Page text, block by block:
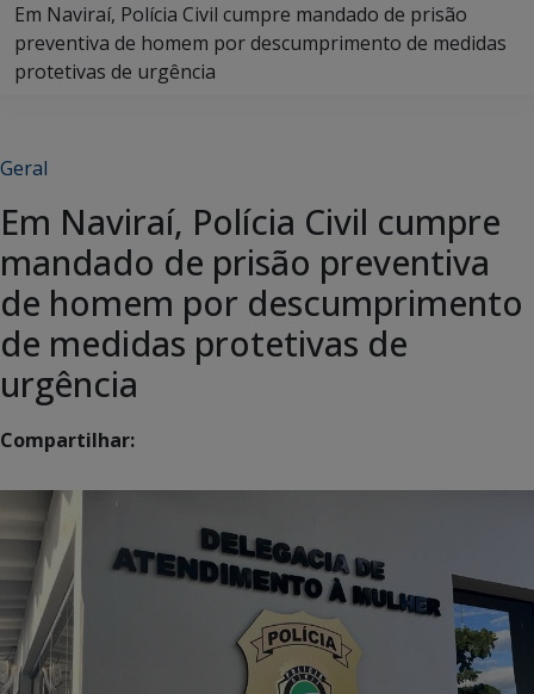
Em Naviraí, Polícia Civil cumpre mandado de prisão
preventiva de homem por descumprimento de medidas
protetivas de urgência
Geral
Em Naviraí, Polícia Civil cumpre
mandado de prisão preventiva
de homem por descumprimento
de medidas protetivas de
urgência
Compartilhar: